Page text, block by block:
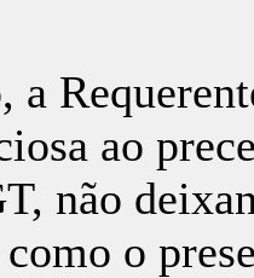
a
ao
não
o